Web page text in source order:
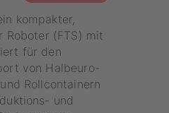
kompakter,
Roboter (FTS) mit
für den
von Halbeuro-
Rollcontainern
und